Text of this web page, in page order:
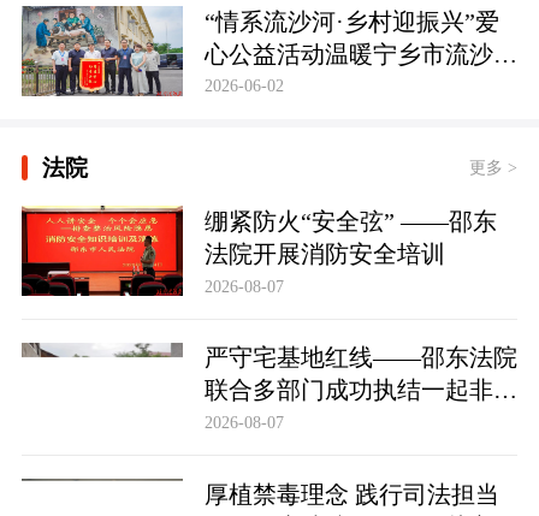
“情系流沙河·乡村迎振兴”爱
心公益活动温暖宁乡市流沙河
镇
2026-06-02
法院 更多 >
绷紧防火“安全弦” ——邵东
法院开展消防安全培训
2026-08-07
严守宅基地红线——邵东法院
联合多部门成功执结一起非法
占用宅基地行政处罚案
2026-08-07
厚植禁毒理念 践行司法担当